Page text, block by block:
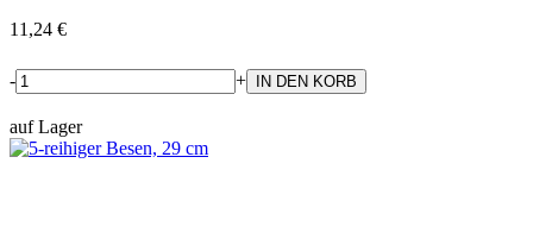
11,24 €
- +
auf Lager